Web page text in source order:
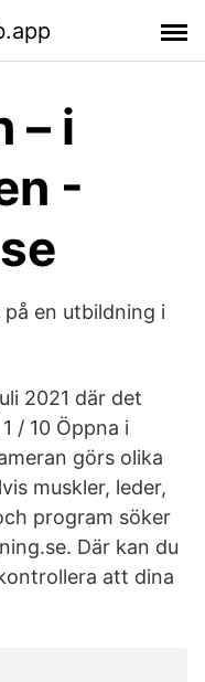
– i
-
en utbildning i
2021 där det
/ 10 Öppna i
görs olika
muskler, leder,
program söker
Där kan du
att dina